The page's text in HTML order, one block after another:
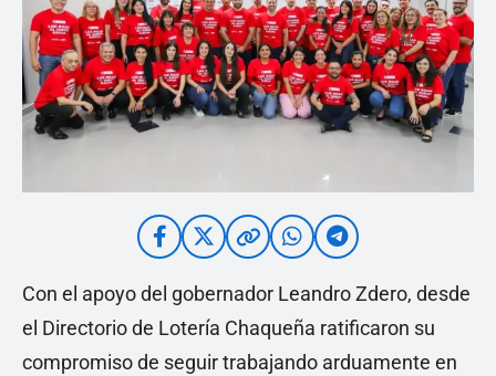
Con el apoyo del gobernador Leandro Zdero, desde
el Directorio de Lotería Chaqueña ratificaron su
compromiso de seguir trabajando arduamente en